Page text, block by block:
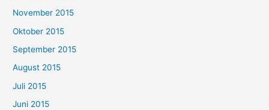
November 2015
Oktober 2015
September 2015
August 2015
Juli 2015
Juni 2015